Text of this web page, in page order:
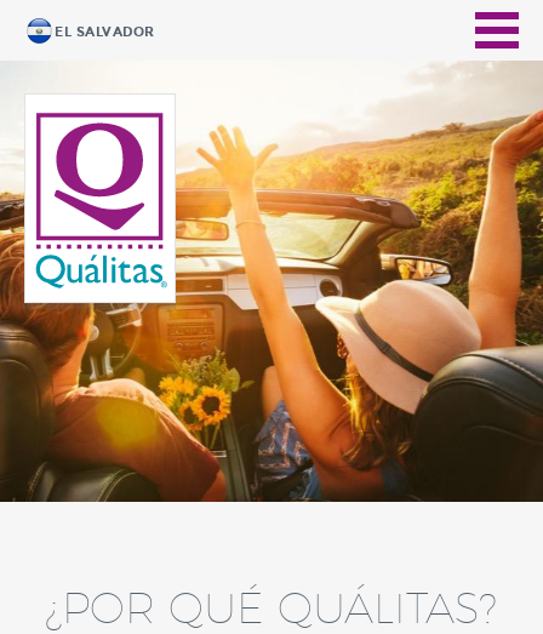
EL SALVADOR
¿POR QUÉ QUÁLITAS?